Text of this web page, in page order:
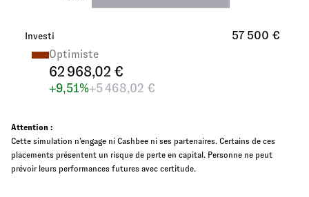
Investi 57 500 €
Optimiste
62 968,02 €
+9,51%+5 468,02 €
Attention :
Cette simulation n’engage ni Cashbee ni ses partenaires. Certains de ces
placements présentent un risque de perte en capital. Personne ne peut
prévoir leurs performances futures avec certitude.